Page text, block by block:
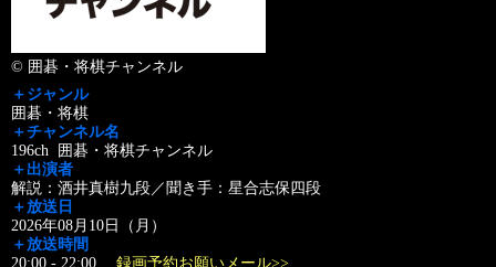
© 囲碁・将棋チャンネル
＋ジャンル
囲碁・将棋
＋チャンネル名
196ch 囲碁・将棋チャンネル
＋出演者
解説：酒井真樹九段／聞き手：星合志保四段
＋放送日
2026年08月10日（月）
＋放送時間
20:00 - 22:00 録画予約お願いメール>>